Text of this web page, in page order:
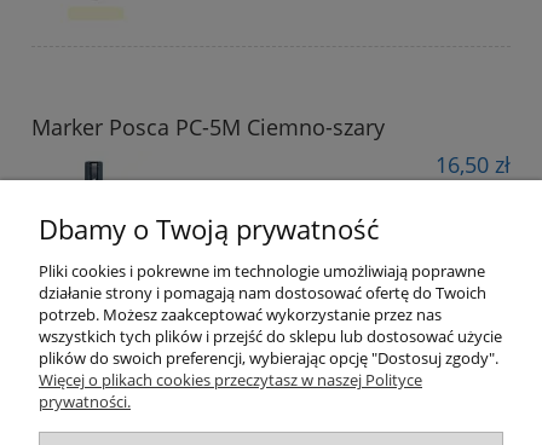
Marker Posca PC-5M Ciemno-szary
16,50 zł
Marker Posca PC-5M Biały
Dbamy o Twoją prywatność
Pliki cookies i pokrewne im technologie umożliwiają poprawne
działanie strony i pomagają nam dostosować ofertę do Twoich
potrzeb. Możesz zaakceptować wykorzystanie przez nas
wszystkich tych plików i przejść do sklepu lub dostosować użycie
plików do swoich preferencji, wybierając opcję "Dostosuj zgody".
Więcej o plikach cookies przeczytasz w naszej Polityce
prywatności.